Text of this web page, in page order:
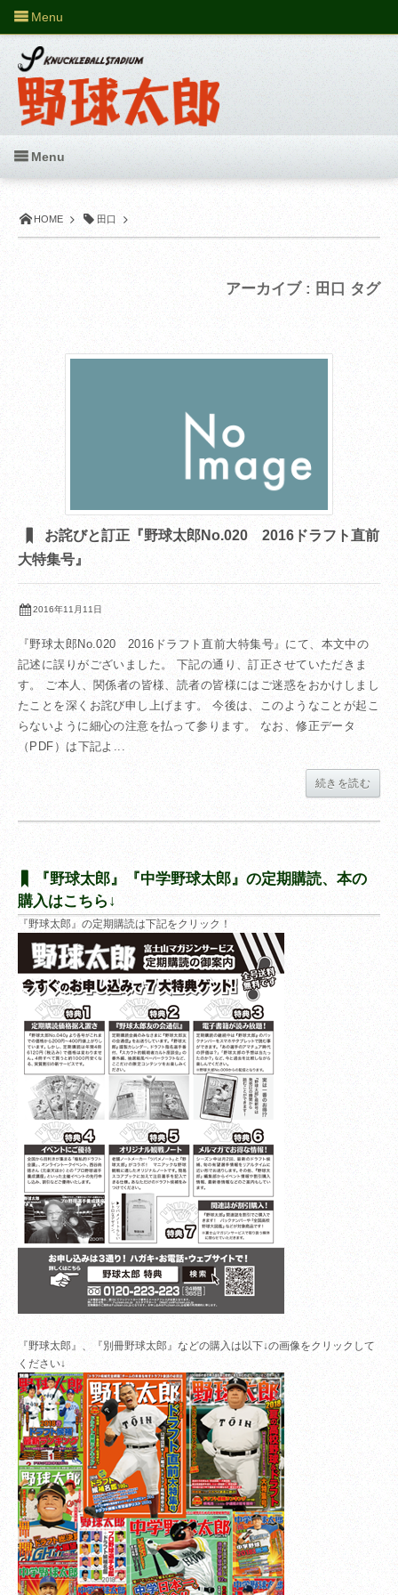
HOME 田口
アーカイブ : 田口 タグ
お詫びと訂正『野球太郎No.020 2016ドラフト直前
大特集号』
2016年11月11日
『野球太郎No.020 2016ドラフト直前大特集号』にて、本文中の
記述に誤りがございました。 下記の通り、訂正させていただきま
す。 ご本人、関係者の皆様、読者の皆様にはご迷惑をおかけしまし
たことを深くお詫び申し上げます。 今後は、このようなことが起こ
らないように細心の注意を払って参ります。 なお、修正データ
（PDF）は下記よ...
続きを読む
『野球太郎』『中学野球太郎』の定期購読、本の
購入はこちら↓
『野球太郎』の定期購読は下記をクリック！
『野球太郎』、『別冊野球太郎』などの購入は以下↓の画像をクリックして
ください↓
Menu
Menu